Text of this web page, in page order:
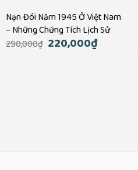
Nạn Đói Năm 1945 Ở Việt Nam
– Những Chứng Tích Lịch Sử
290,000₫ Giá
gốc
220,000₫Giá
hiện